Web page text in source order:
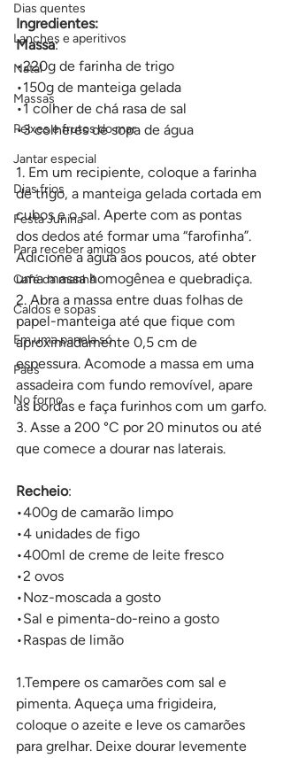
Dias quentes
Lanches e aperitivos
Natal
Massas
Peixes e frutos do mar
Jantar especial
Dias frios
Festa Junina
Para receber amigos
Café da manhã
Caldos e sopas
Em uma panela só
Pães
No forno
Ingredientes:
Massa:
•220g de farinha de trigo
•150g de manteiga gelada
•1 colher de chá rasa de sal
•3 colheres de sopa de água
1. Em um recipiente, coloque a farinha
de trigo, a manteiga gelada cortada em
cubos e o sal. Aperte com as pontas
dos dedos até formar uma “farofinha”.
Adicione a água aos poucos, até obter
uma massa homogênea e quebradiça.
2. Abra a massa entre duas folhas de
papel-manteiga até que fique com
aproximadamente 0,5 cm de
espessura. Acomode a massa em uma
assadeira com fundo removível, apare
as bordas e faça furinhos com um garfo.
3. Asse a 200 °C por 20 minutos ou até
que comece a dourar nas laterais.
Recheio:
•400g de camarão limpo
•4 unidades de figo
•400ml de creme de leite fresco
•2 ovos
•Noz-moscada a gosto
•Sal e pimenta-do-reino a gosto
•Raspas de limão
1.Tempere os camarões com sal e
pimenta. Aqueça uma frigideira,
coloque o azeite e leve os camarões
para grelhar. Deixe dourar levemente